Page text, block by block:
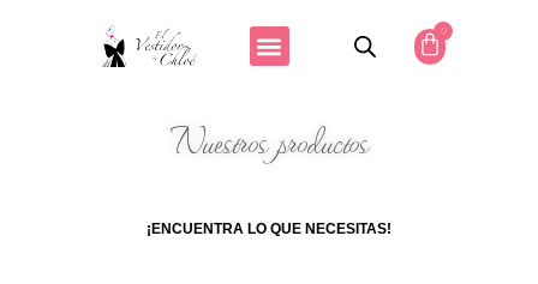
0
Nuestros productos
¡ENCUENTRA LO QUE NECESITAS!